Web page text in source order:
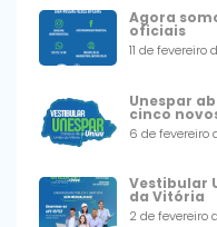
Agora
oficiais
11 de fevereiro
Unespar
cinco
6 de fevereiro
Vestibular
da Vitória
2 de fevereiro